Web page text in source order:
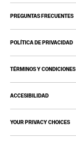
PREGUNTAS FRECUENTES
POLÍTICA DE PRIVACIDAD
TÉRMINOS Y CONDICIONES
ACCESIBILIDAD
YOUR PRIVACY CHOICES